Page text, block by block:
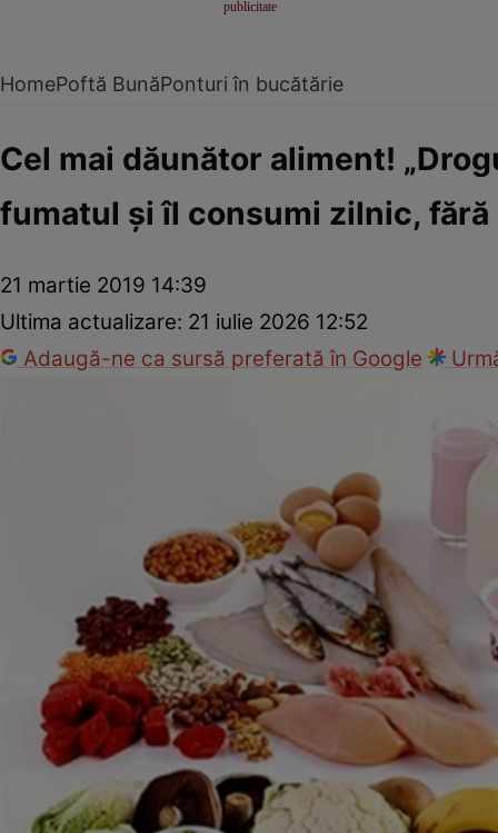
HomePoftă BunăPonturi în bucătărie
Cel mai dăunător aliment!
fumatul şi îl consumi zilnic, fără
21 martie 2019 14:39
Ultima actualizare: 21 iulie 2026 12:52
Adaugă-ne ca sursă preferată în Google